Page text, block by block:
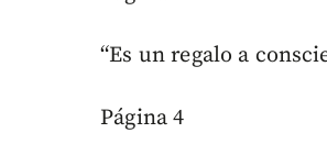
“Es un regalo a
Página 4